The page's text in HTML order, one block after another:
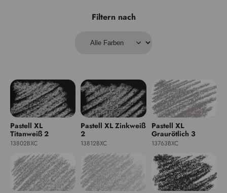
Filtern nach
Pastell XL
Titanweiß 2
13802BXC
Pastell XL Zinkweiß
2
13812BXC
Pastell XL
Graurötlich 3
13763BXC